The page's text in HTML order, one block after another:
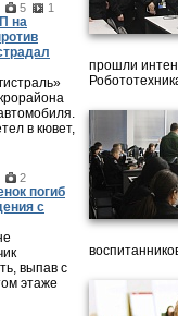
5 1
на
в кювет,
2
погиб
с
выпав с
этаже
прошли